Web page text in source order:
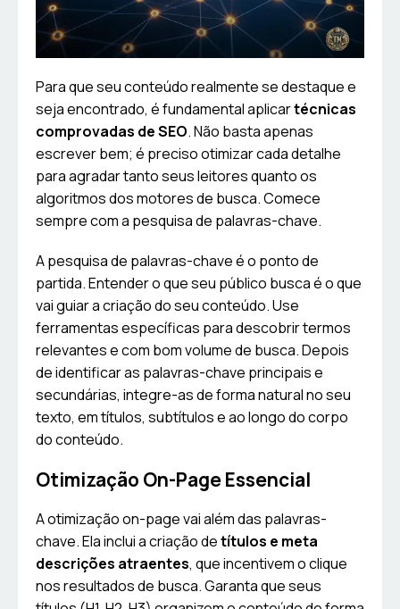
Para que seu conteúdo realmente se destaque e
seja encontrado, é fundamental aplicartécnicas
comprovadas de SEO. Não basta apenas
escrever bem; é preciso otimizar cada detalhe
para agradar tanto seus leitores quanto os
algoritmos dos motores de busca. Comece
sempre com a pesquisa de palavras-chave.
A pesquisa de palavras-chave é o ponto de
partida. Entender o que seu público busca é o que
vai guiar a criação do seu conteúdo. Use
ferramentas específicas para descobrir termos
relevantes e com bom volume de busca. Depois
de identificar as palavras-chave principais e
secundárias, integre-as de forma natural no seu
texto, em títulos, subtítulos e ao longo do corpo
do conteúdo.
Otimização On-Page Essencial
A otimização on-page vai além das palavras-
chave. Ela inclui a criação detítulos e meta
descrições atraentes, que incentivem o clique
nos resultados de busca. Garanta que seus